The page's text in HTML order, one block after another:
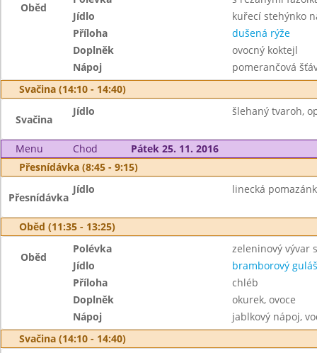
Oběd
Jídlo
kuřecí stehýnko
Příloha
dušená rýže
Doplněk
ovocný koktejl
Nápoj
pomerančová
Svačina (14:10 - 14:40)
Svačina
Jídlo šlehaný tvaroh,
Menu Chod
Pátek 25. 11. 2016
Přesnídávka (8:45 - 9:15)
Přesnídávka
Jídlo linecká
Oběd (11:35 - 13:25)
Oběd
Polévka
zeleninový vývar
Jídlo
bramborový guláš
Příloha
chléb
Doplněk
okurek, ovoce
Nápoj
jablkový nápoj,
Svačina (14:10 - 14:40)